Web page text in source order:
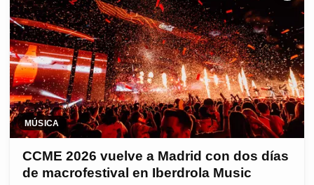
MÚSICA
CCME 2026 vuelve a Madrid con dos días
de macrofestival en Iberdrola Music